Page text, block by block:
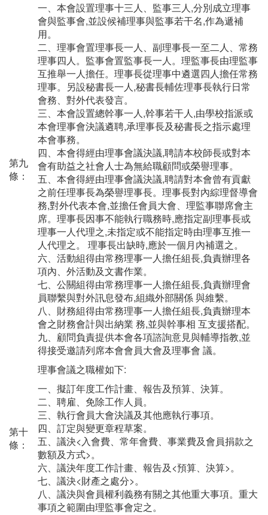
第九
條：
一、本會設置理事十三人、監事三人,分別成立理事
會與監事會,並設候補理事與監事若干名,作為遞補
用。
二、理事會置理事長一人、副理事長一至二人、常務
理事四人。監事會置監事長一人。理監事長由理監事
互推舉一人擔任。理事長從理事中遴選四人擔任常務
理事。另設秘書長一人,秘書長輔佐理事長執行日常
會務、對外代表發言。
三、本會設置總幹事一人,幹事若干人,由學校指派或
本會理事會決議遴聘,承理事長及秘書長之指示處理
本會事務。
四、本會得經由理事會議決議,聘請本校師長或對本
會有助益之社會人士為無給職顧問或榮譽理事。
五、本會得經由理事會議決議,聘請對本會曾有貢獻
之前任理事長為榮譽理事長。理事長對內綜理督導會
務,對外代表本會,並擔任會員大會、理監事聯席會主
席。理事長因事不能執行職務時,應指定副理事長或
理事一人代理之,未指定或不能指定時由理事互推一
人代理之。 理事長出缺時,應於一個月內補選之。
六、活動組得由常務理事一人擔任組長,負責辦理各
項內、外活動及文書作業。
七、公關組得由常務理事一人擔任組長,負責辦理會
員聯繫與對外訊息發布,組織外部關係 與維繫。
八、財務組得由常務理事一人擔任組長,負責辦理本
會之財務會計與出納業 務,並與幹事相 互支援搭配。
九、顧問負責提供本會各項諮詢意見與輔導指教,並
得接受邀請列席本會會員大會及理事會 議。
第十
條：
理事會議之職權如下:
一、擬訂年度工作計畫、報告及預算、決算。
二、聘雇、免除工作人員。
三、執行會員大會決議及其他應執行事項。
四、訂定與變更章程草案。
五、議決<入會費、常年會費、事業費及會員捐款之
數額及方式>。
六、議決年度工作計畫、報告及<預算、決算>。
七、議決<財產之處分>。
八、議決與會員權利義務有關之其他重大事項。重大
事項之範圍由理監事會定之。